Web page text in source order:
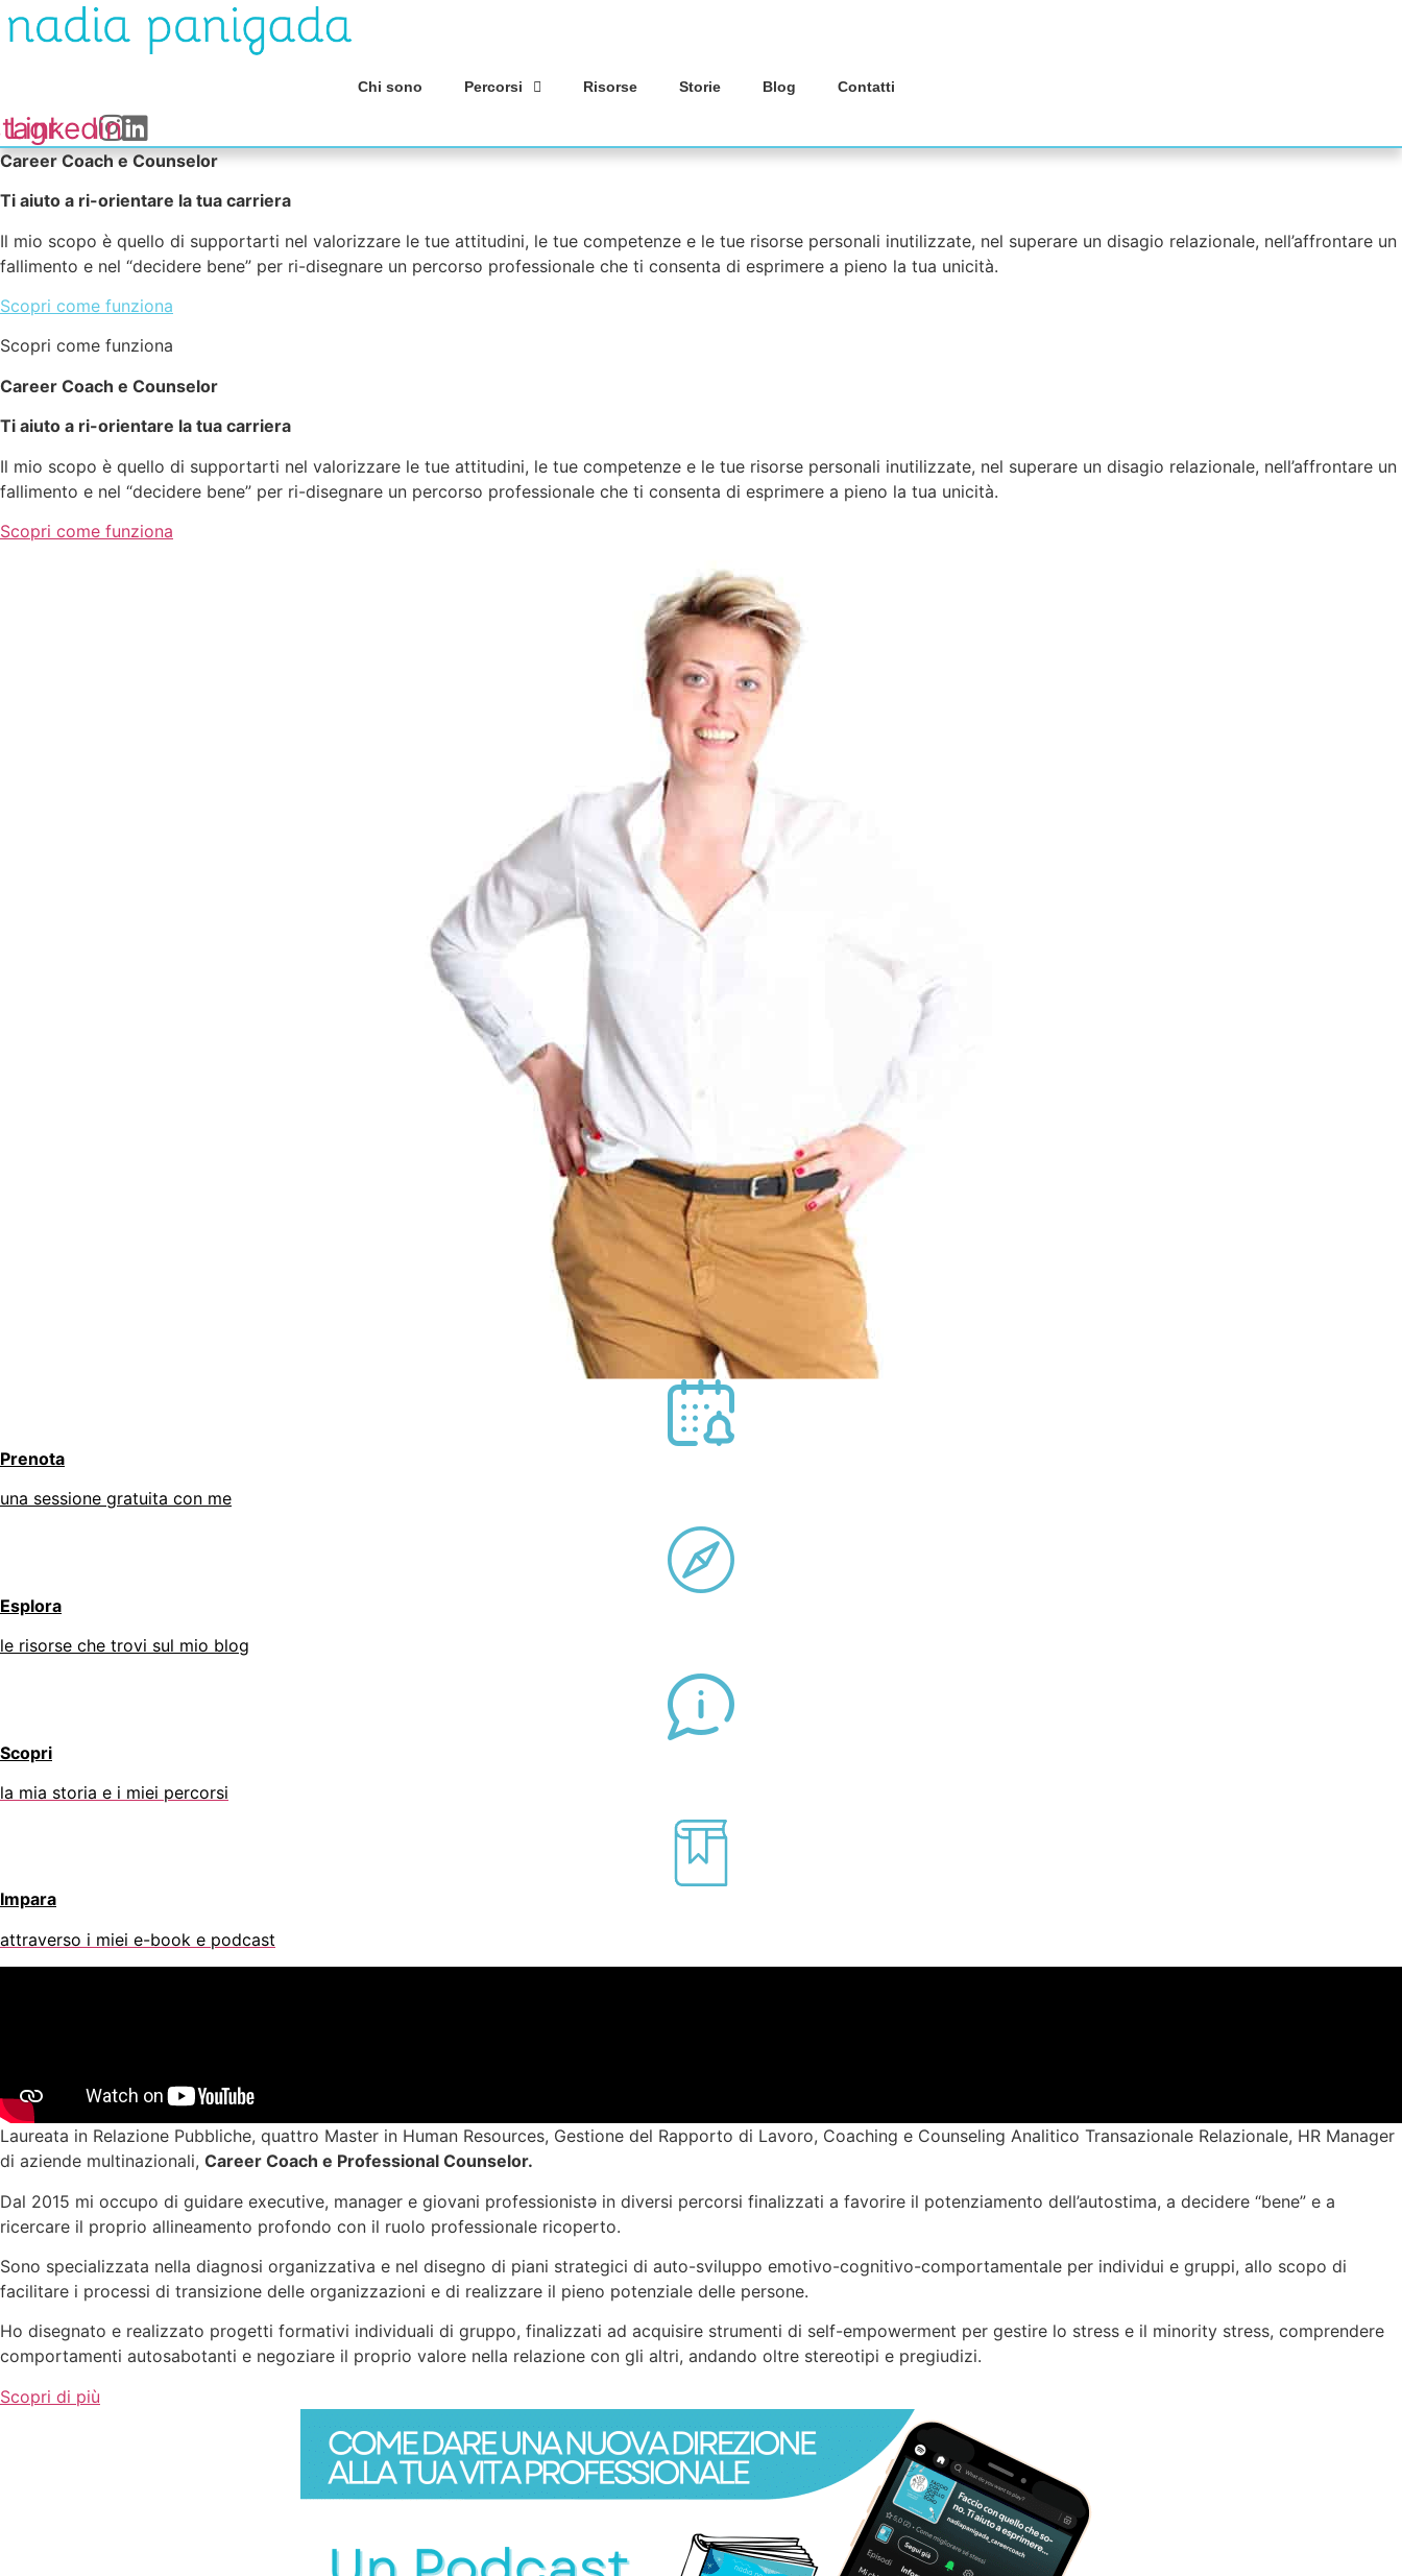
Vai
al
Chi sono Percorsi Risorse Storie Blog Contatti
Linkedin
Career Coach e Counselor
Ti aiuto a ri-orientare la tua carriera
Il mio scopo è quello di supportarti nel valorizzare le tue attitudini, le tue competenze e le tue risorse personali inutilizzate, nel superare un disagio relazionale, nell’affrontare un
fallimento e nel “decidere bene” per ri-disegnare un percorso professionale che ti consenta di esprimere a pieno la tua unicità.
Scopri come funziona
Scopri come funziona
Career Coach e Counselor
Ti aiuto a ri-orientare la tua carriera
Il mio scopo è quello di supportarti nel valorizzare le tue attitudini, le tue competenze e le tue risorse personali inutilizzate, nel superare un disagio relazionale, nell’affrontare un
fallimento e nel “decidere bene” per ri-disegnare un percorso professionale che ti consenta di esprimere a pieno la tua unicità.
Scopri come funziona
Prenota
una sessione gratuita con me
Esplora
le risorse che trovi sul mio blog
Scopri
la mia storia e i miei percorsi
Impara
attraverso i miei e-book e podcast
Laureata in Relazione Pubbliche, quattro Master in Human Resources, Gestione del Rapporto di Lavoro, Coaching e Counseling Analitico Transazionale Relazionale, HR Manager
di aziende multinazionali, Career Coach e Professional Counselor.
Dal 2015 mi occupo di guidare executive, manager e giovani professionistə in diversi percorsi finalizzati a favorire il potenziamento dell’autostima, a decidere “bene” e a
ricercare il proprio allineamento profondo con il ruolo professionale ricoperto.
Sono specializzata nella diagnosi organizzativa e nel disegno di piani strategici di auto-sviluppo emotivo-cognitivo-comportamentale per individui e gruppi, allo scopo di
facilitare i processi di transizione delle organizzazioni e di realizzare il pieno potenziale delle persone.
Ho disegnato e realizzato progetti formativi individuali di gruppo, finalizzati ad acquisire strumenti di self-empowerment per gestire lo stress e il minority stress, comprendere
comportamenti autosabotanti e negoziare il proprio valore nella relazione con gli altri, andando oltre stereotipi e pregiudizi.
Scopri di più